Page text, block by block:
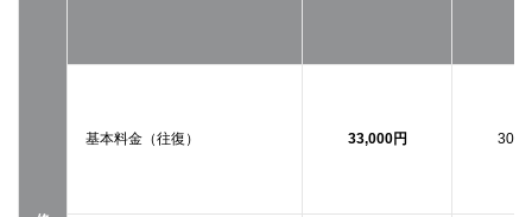
基本料金（往復） 33,000円